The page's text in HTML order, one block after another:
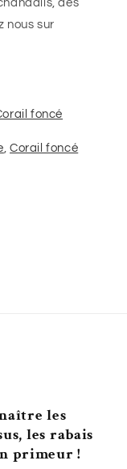
des
nous sur
foncé
,Corail foncé
les
les rabais
primeur !